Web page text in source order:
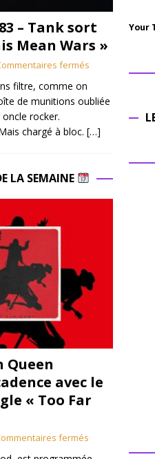
– Tank sort
Mean Wars »
fermés
filtre, comme on
de munitions oubliée
oncle rocker.
chargé à bloc. […]
LA SEMAINE
Queen
avec le
« Too Far
fermés
Your